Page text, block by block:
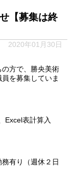
【募集は終
2020年01月30日
方で、勝央美術
を募集していま
表計算入
有り（週休２日